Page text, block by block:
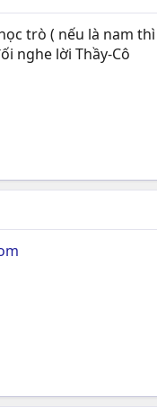
trò ( nếu là nam
nghe lời Thầy-Cô